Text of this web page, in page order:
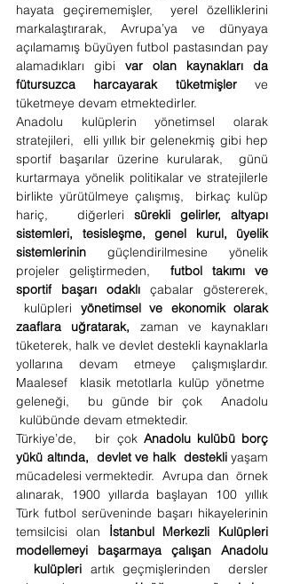
hayata geçirememişler,
yerel özelliklerini
markalaştırarak, Avrupa’ya ve dünyaya
açılamamış büyüyen futbol pastasından pay
alamadıkları gibi var olan kaynakları da
fütursuzca harcayarak tüketmişler ve
tüketmeye devam etmektedirler.
Anadolu kulüplerin yönetimsel olarak
stratejileri,
elli yıllık bir gelenekmiş gibi hep
sportif başarılar üzerine kurularak,  günü
kurtarmaya yönelik politikalar ve stratejilerle
birlikte yürütülmeye çalışmış,
birkaç kulüp
hariç,
diğerleri sürekli gelirler, altyapı
sistemleri, tesisleşme, genel kurul, üyelik
sistemlerinin güçlendirilmesine yönelik
projeler geliştirmeden,
futbol takımı ve
sportif başarı odaklı
kulüpleri yönetimsel ve ekonomik olarak
zaaflara uğratarak,
zaman ve kaynakları
tüketerek, halk ve devlet destekli kaynaklarla
yollarına devam etmeye çalışmışlardır.
Maalesef  klasik metotlarla kulüp yönetme
geleneği,
kulübünde devam etmektedir.
Türkiye’de,   bir çok Anadolu kulübü borç
yükü altında, devlet ve halk  destekli yaşam
mücadelesi vermektedir. Avrupa dan örnek
alınarak, 1900 yıllarda başlayan 100 yıllık
Türk futbol serüveninde başarı hikayelerinin
temsilcisi olan İstanbul Merkezli Kulüpleri
kulüpleri artık geçmişlerinden  dersler